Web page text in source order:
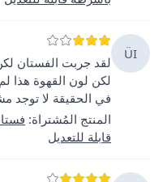
ÜI
لقد جربت الفستان
لكن لون القهوة هذا
في الحقيقة لا توجد
المنتج المُشتراة:
قابلة للتعديل